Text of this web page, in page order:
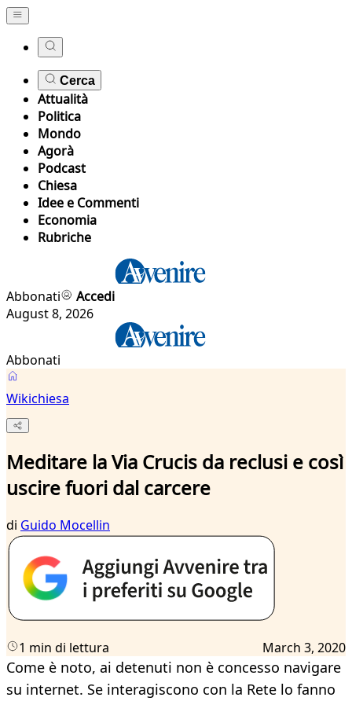
Cerca
Attualità
Politica
Mondo
Agorà
Podcast
Chiesa
Idee e Commenti
Economia
Rubriche
Abbonati
Accedi
August 8, 2026
Abbonati
Wikichiesa
Meditare la Via Crucis da reclusi e così
uscire fuori dal carcere
di Guido Mocellin
1 min di lettura March 3, 2020
Come è noto, ai detenuti non è concesso navigare
su internet. Se interagiscono con la Rete lo fanno